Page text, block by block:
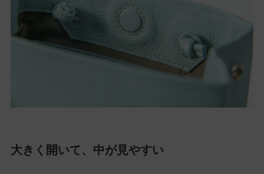
大きく開いて、中が見やすい